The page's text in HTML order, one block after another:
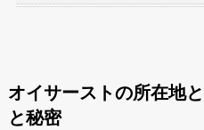
オイサーストの所在地
と秘密